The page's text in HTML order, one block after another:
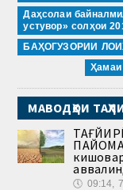
Даҳсолаи
устувор» солҳои
БАҲОГУЗОРИИ
Ҳамаи
МАВОДҲОИ
🕔 09:14,